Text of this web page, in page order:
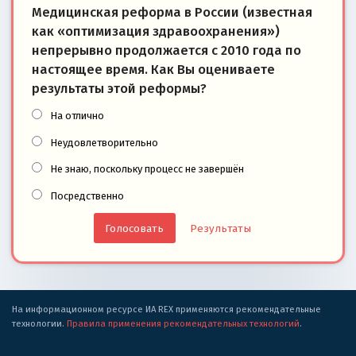
Медицинская реформа в России (известная
как «оптимизация здравоохранения»)
непрерывно продолжается с 2010 года по
настоящее время. Как Вы оцениваете
результаты этой реформы?
На отлично
Неудовлетворительно
Не знаю, поскольку процесс не завершён
Посредственно
Результаты
На информационном ресурсе ИА REX применяются рекомендательные
технологии. Правила применения рекомендательных технологий.